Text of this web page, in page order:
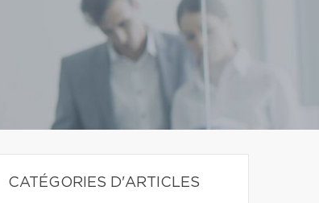
CATÉGORIES D'ARTICLES